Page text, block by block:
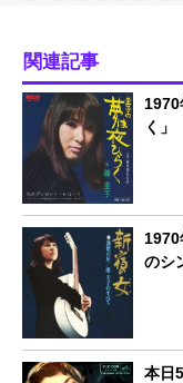
関連記事
1970
く」
のシ
本日